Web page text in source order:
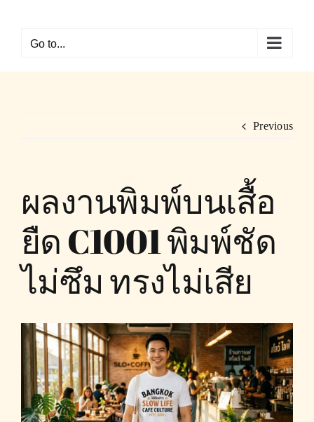
contentGo to...
Previous
ผลงานพิมพ์บนเสื้อ
ยืด C1001 พิมพ์ชัด
ไม่ซึม ทรงไม่เสีย